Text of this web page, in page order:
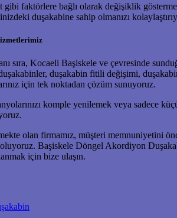
gibi faktörlere bağlı olarak değişiklik
duşakabine sahip olmanızı
sıra, Kocaeli Başiskele ve çevresinde
duşakabin fitili değişimi,
için tek noktadan çözüm sunuyoruz.
komple yenilemek veya sadece
olan firmamız, müşteri memnuniyetini
Başiskele Döngel Akordiyon
için bize ulaşın.